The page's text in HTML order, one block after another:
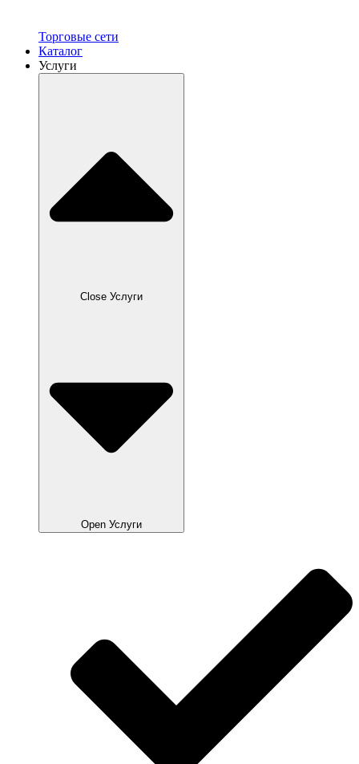
Торговые сети
Каталог
Услуги
Close Услуги
Open Услуги